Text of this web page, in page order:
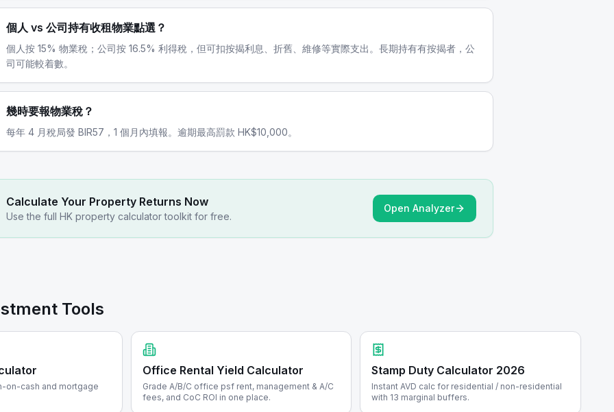
個人 vs 公司持有收租物業點選？
個人按 15% 物業稅；公司按 16.5% 利得稅，但可扣按揭利息、折舊、維修等實際支出。長期持有有按揭者，公
司可能較着數。
幾時要報物業稅？
每年 4 月稅局發 BIR57，1 個月內填報。逾期最高罰款 HK$10,000。
Calculate Your Property Returns Now
Use the full HK property calculator toolkit for free.
Open Analyzer
Tools
on-cash and mortgage
Office Rental Yield Calculator
Grade A/B/C office psf rent, management & A/C
fees, and CoC ROI in one place.
Stamp Duty Calculator 2026
Instant AVD calc for residential / non-residential
with 13 marginal buffers.